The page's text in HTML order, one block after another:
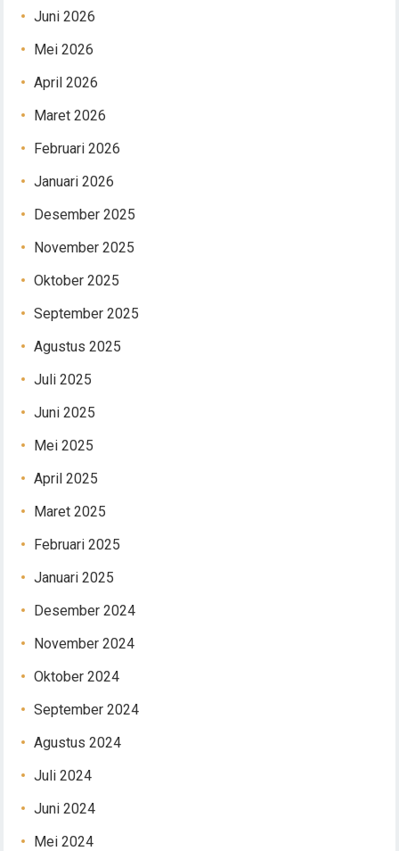
Juni 2026
Mei 2026
April 2026
Maret 2026
Februari 2026
Januari 2026
Desember 2025
November 2025
Oktober 2025
September 2025
Agustus 2025
Juli 2025
Juni 2025
Mei 2025
April 2025
Maret 2025
Februari 2025
Januari 2025
Desember 2024
November 2024
Oktober 2024
September 2024
Agustus 2024
Juli 2024
Juni 2024
Mei 2024